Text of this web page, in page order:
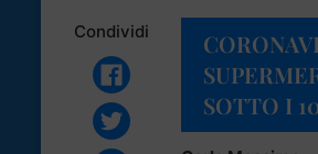
Condividi
SOTTO I